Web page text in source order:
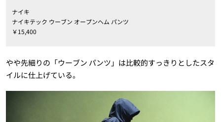
ナイキ
ナイキテック ウーブン オープンヘム パンツ
￥15,400
やや先細りの「ウーブン パンツ」は比較的すっきりとしたスタ
イルに仕上げている。